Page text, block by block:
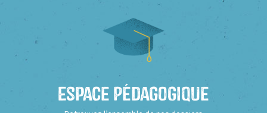
Espace Pédagogique